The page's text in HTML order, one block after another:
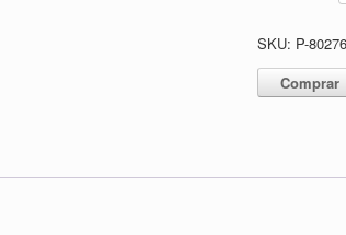
Comprar
SKU: P-80276